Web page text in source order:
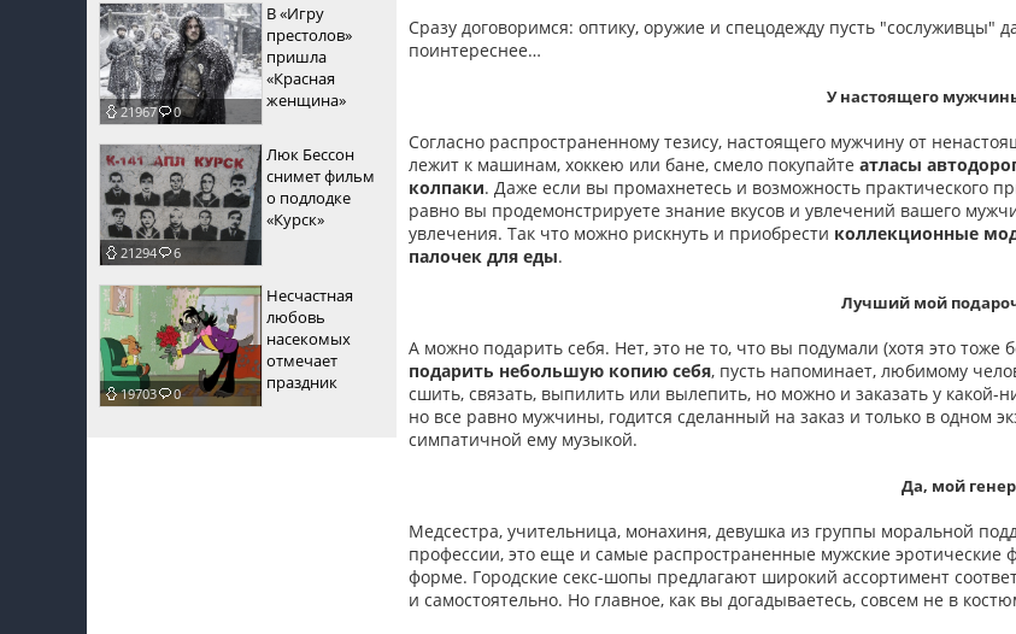
21967 0
В «Игру
престолов»
пришла
«Красная
женщина»
21294 6
Люк Бессон
снимет фильм
о подлодке
«Курск»
19703 0
Несчастная
любовь
насекомых
отмечает
праздник
Сразу договоримся: оптику, оружие и спецодежду пусть "сослуживцы"
поинтереснее…
У настоящего
Согласно распространенному тезису, настоящего мужчину от
лежит к машинам, хоккею или бане, смело покупайте атласы
колпаки. Даже если вы промахнетесь и возможность практического
равно вы продемонстрируете знание вкусов и увлечений вашего
увлечения. Так что можно рискнуть и приобрести коллекционные
палочек для еды.
Лучший мой
А можно подарить себя. Нет, это не то, что вы подумали (хотя это тоже
подарить небольшую копию себя, пусть напоминает, любимому
сшить, связать, выпилить или вылепить, но можно и заказать у
но все равно мужчины, годится сделанный на заказ и только в одном
симпатичной ему музыкой.
Да, мой
Медсестра, учительница, монахиня, девушка из группы моральной
профессии, это еще и самые распространенные мужские эротические
форме. Городские секс-шопы предлагают широкий ассортимент
и самостоятельно. Но главное, как вы догадываетесь, совсем не в